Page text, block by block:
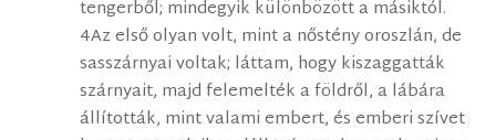
tengerből; mindegyik különbözött a másiktól.
4Az első olyan volt, mint a nőstény oroszlán, de
sasszárnyai voltak; láttam, hogy kiszaggatták
szárnyait, majd felemelték a földről, a lábára
állították, mint valami embert, és emberi szívet